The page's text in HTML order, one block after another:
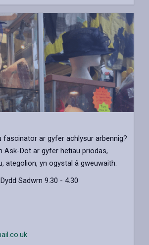
fascinator ar gyfer achlysur arbennig?
Ask-Dot ar gyfer hetiau priodas,
ategolion, yn ogystal â gweuwaith.
Sadwrn 9.30 - 4.30